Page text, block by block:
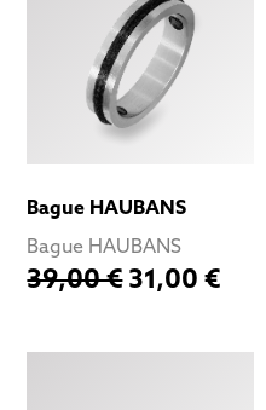
Bague HAUBANS
Bague HAUBANS
39,00 €31,00 €